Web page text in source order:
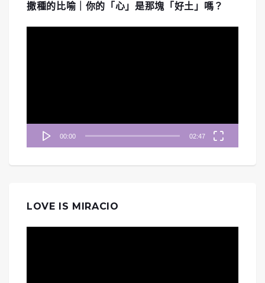
撒種的比喻｜你的「心」是那塊「好土」嗎？
00:00 02:47
LOVE IS MIRACIO